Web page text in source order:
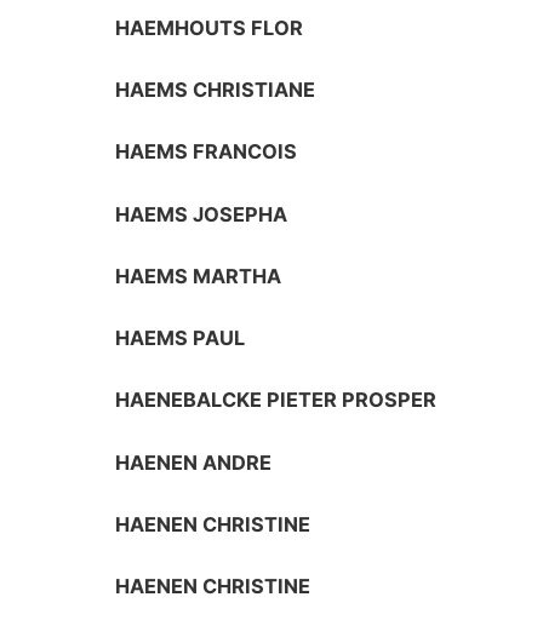
HAEMHOUTS FLOR
HAEMS CHRISTIANE
HAEMS FRANCOIS
HAEMS JOSEPHA
HAEMS MARTHA
HAEMS PAUL
HAENEBALCKE PIETER PROSPER
HAENEN ANDRE
HAENEN CHRISTINE
HAENEN CHRISTINE